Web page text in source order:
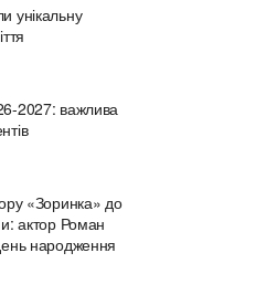
унікальну
2027: важлива
«Зоринка» до
актор Роман
народження